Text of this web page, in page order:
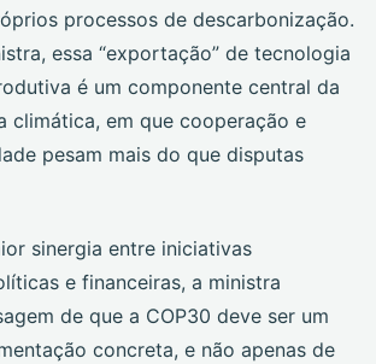
processos de descarbonização.
essa “exportação” de tecnologia
é um componente central da
climática, em que cooperação e
pesam mais do que disputas
sinergia entre iniciativas
e financeiras, a ministra
de que a COP30 deve ser um
concreta, e não apenas de